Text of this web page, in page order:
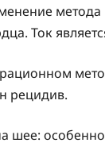
Ток
рецидив.